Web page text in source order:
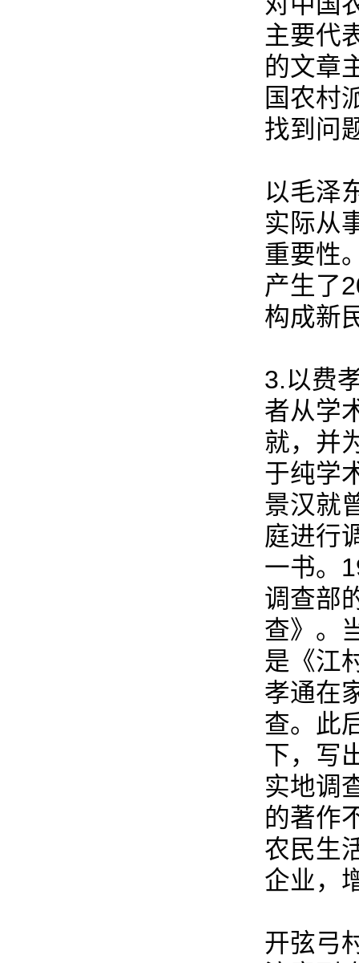
主要代
的文章
国农村
找到问
以毛泽
实际从
重要性
产生了
构成新
3.以费
者从学
就，并
于纯学
景汉就
庭进行
一书。
调查部
查》。
是《江
孝通在
查。此
下，写
实地调
的著作
农民生
企业，
开弦弓